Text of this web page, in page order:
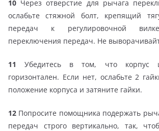
10 Через отверстие для рычага
ослабьте стяжной болт, крепящий
передач к регулировочной
переключения передач. Не
11
Убедитесь в том, что корпус
горизонтален. Если нет, ослабьте 2
положение корпуса и затяните гайки.
12 Попросите помощника подержать
передач строго вертикально, так,